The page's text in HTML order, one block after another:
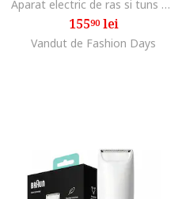
Aparat electric de ras si tuns OneBlade Intimate QP1924/30, special conceput pentru zonele intime, o lama SkinProtect aditionala, unisex
15590lei
Vandut de Fashion Days